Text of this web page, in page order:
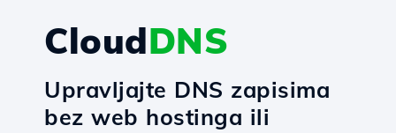
CloudDNS
Upravljajte DNS zapisima
bez web hostinga ili